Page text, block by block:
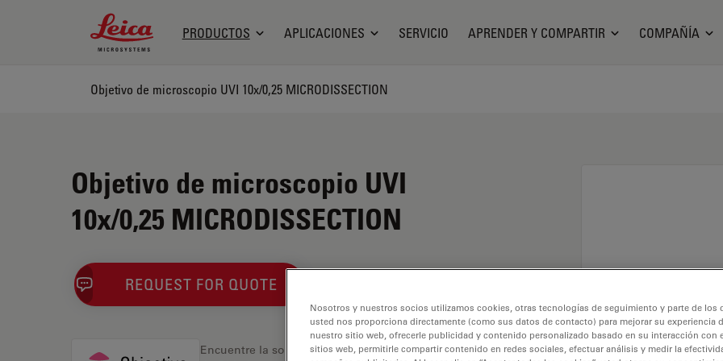
Leica Microsystems Logo
PRODUCTOS APLICACIONES SERVICIO APRENDER Y COMPARTIR COMPAÑÍA
Objetivo de microscopio UVI 10x/0,25 MICRODISSECTION
Objetivo de microscopio UVI
10x/0,25 MICRODISSECTION
REQUEST FOR QUOTE
Encuentre la solución ideal. Explore nuestroBuscador
Nosotros y nuestros socios utilizamos cookies, otras tecnologías de seguimiento y parte de los
usted nos proporciona directamente (como sus datos de contacto) para mejorar su experiencia
nuestro sitio web, ofrecerle publicidad y contenido personalizado basado en su interacción con
sitios web, permitirle compartir contenido en redes sociales, efectuar análisis y medir la